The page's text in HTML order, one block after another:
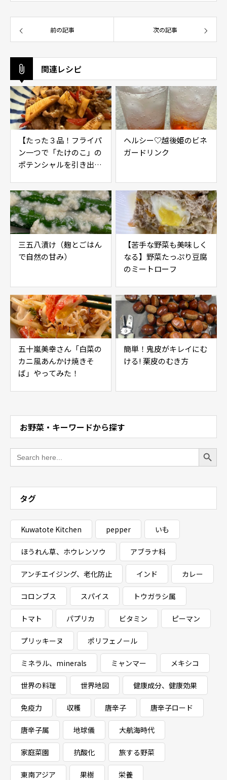
前の記事 次の記事
関連レシピ
【たった３品！フライパ
ン一つで「たけのこ」の
ポテンシャルを引き出す
ヘルシー♡越後姫のビネ
ガードリンク
三五八漬け（麹とごはん
で自然の甘み）
【苦手な野菜も美味しく
なる】野菜たっぷり豆腐
のミートローフ
五十嵐美幸さん「白菜の
カニ風あんかけ焼きそ
ば」やってみた！
簡単！鬼皮がキレイにむ
ける! 栗皮のむき方
お野菜・キーワードから探す
Search
for:
Search Button
タグ
Kuwatote Kitchen pepper いも
ほうれん草、ホウレンソウ アブラナ科
アンチエイジング、老化防止 インド カレー
コロンブス スパイス トウガラシ属
トマト パプリカ ビタミン ピーマン
プリッキーヌ ポリフェノール
ミネラル、minerals ミャンマー メキシコ
世界の料理 世界地図 健康成分、健康効果
免疫力 収穫 唐辛子 唐辛子ロード
唐辛子属 地球儀 大航海時代
家庭菜園 抗酸化 旅する野菜
東南アジア 果樹 栄養